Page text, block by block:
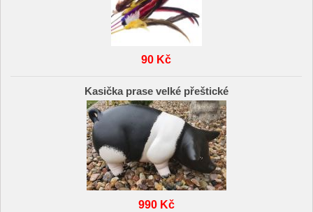
90 Kč
Kasička prase velké přeštické
990 Kč